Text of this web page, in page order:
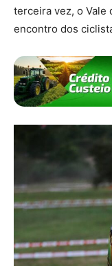
terceira vez, o Vale
encontro dos